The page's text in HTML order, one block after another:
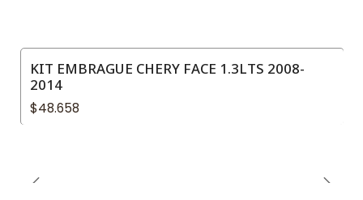
KIT EMBRAGUE CHERY FACE 1.3LTS 2008-
2014
$48.658